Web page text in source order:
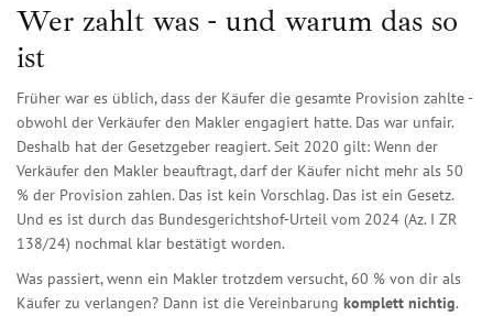
Wer zahlt was - und warum das so
ist
Früher war es üblich, dass der Käufer die gesamte Provision zahlte -
obwohl der Verkäufer den Makler engagiert hatte. Das war unfair.
Deshalb hat der Gesetzgeber reagiert. Seit 2020 gilt: Wenn der
Verkäufer den Makler beauftragt, darf der Käufer nicht mehr als 50
% der Provision zahlen. Das ist kein Vorschlag. Das ist ein Gesetz.
Und es ist durch das Bundesgerichtshof-Urteil vom 2024 (Az. I ZR
138/24) nochmal klar bestätigt worden.
Was passiert, wenn ein Makler trotzdem versucht, 60 % von dir als
Käufer zu verlangen? Dann ist die Vereinbarung komplett nichtig.